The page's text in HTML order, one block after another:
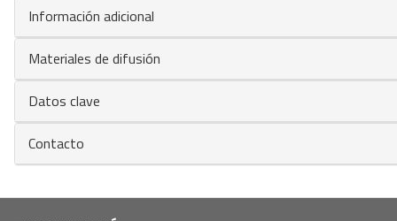
Información adicional
Materiales de difusión
Datos clave
Contacto